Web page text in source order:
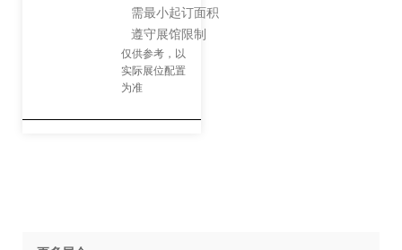
需最小起订面积
遵守展馆限制
仅供参考，以
实际展位配置
为准